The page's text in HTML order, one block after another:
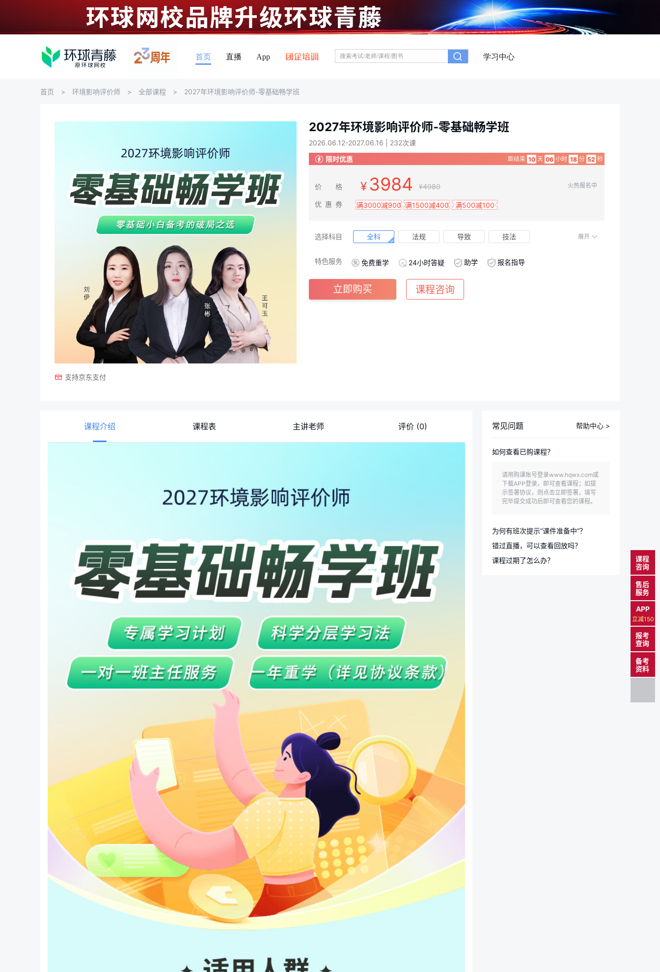
首页 直播 App 学习中心
首页 环境影响评价师 全部课程 2027年环境影响评价师-零基础畅学班
支持京东支付
2027年环境影响评价师-零基础畅学班
2026.06.12-2027.06.16 | 232次课
限时优惠
距结束 10 天 06 小时 18 分 51 秒
价 格 3984 4980 火热报名中
优 惠 券 满3000减900 满1500减400 满500减100
选择科目 全科 法规 导致
技法
展开
特色服务 免费重学 24小时答疑 助学 报名指导
立即购买 课程咨询
课程介绍 课程表 主讲老师 评价 (0) 常见问题 帮助中心 >
如何查看已购课程？
请用购课账号登录www.hqwx.com或
下载APP登录，即可查看课程；如提
示签署协议，则点击立即签署，填写
完毕提交成功后即可查看您的课程。
为何有班次提示“课件准备中”？
耐心等待。
错过直播，可以查看回放吗？
课程过期了怎么办？
课程
咨询
售后
服务
APP
立减150
报考
查询
备考
资料